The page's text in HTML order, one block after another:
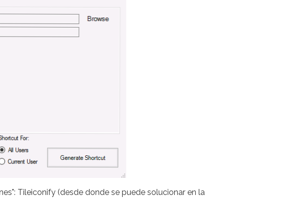
Tileiconify (desde donde se puede solucionar en la